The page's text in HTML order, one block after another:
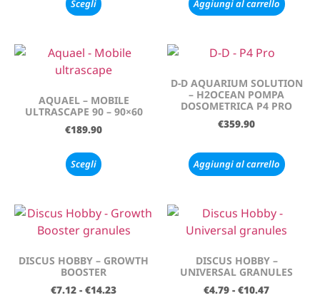
Scegli Aggiungi al carrello
AQUAEL – MOBILE
ULTRASCAPE 90 – 90×60
€189.90
Scegli
D-D AQUARIUM SOLUTION
– H2OCEAN POMPA
DOSOMETRICA P4 PRO
€359.90
Aggiungi al carrello
DISCUS HOBBY – GROWTH
BOOSTER
€7.12 - €14.23
DISCUS HOBBY –
UNIVERSAL GRANULES
€4.79 - €10.47